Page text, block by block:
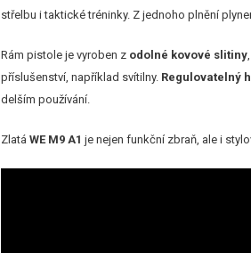
střelbu i taktické tréninky. Z jednoho plnění
Rám pistole je vyroben z odolné kovové slitiny
příslušenství, například svítilny. Regulovatelný
delším používání.
ZlatáWE M9 A1 je nejen funkční zbraň, ale i